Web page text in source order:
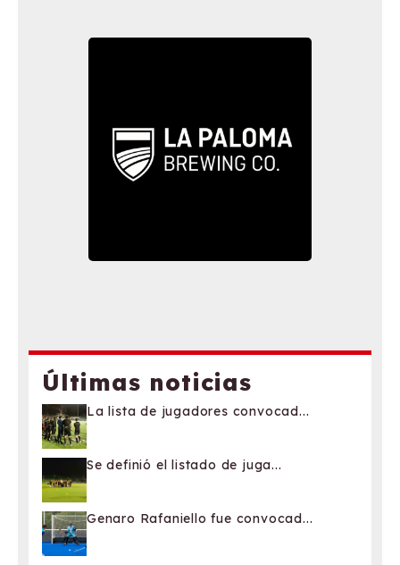
Últimas noticias
La lista de jugadores convocad...
Se definió el listado de juga...
Genaro Rafaniello fue convocad...